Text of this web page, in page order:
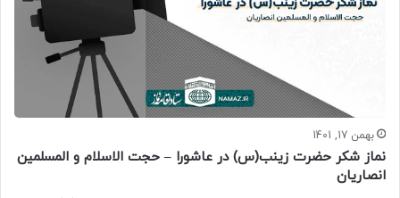
بهمن 17, 1401
نماز شکر حضرت زینب(س) در عاشورا – حجت الاسلام و المسلمین
انصاریان